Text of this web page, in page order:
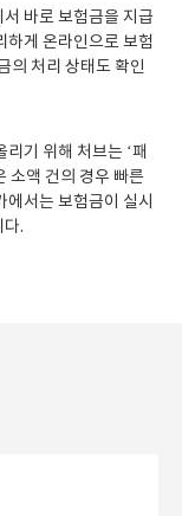
바로 보험금을 지급
하게 온라인으로 보험
의 처리 상태도 확인
기 위해 처브는 ‘패
소액 건의 경우 빠른
서는 보험금이 실시
다.